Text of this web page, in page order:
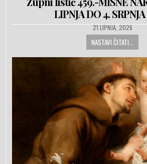
LIPNJA DO 4.
PUBLISHED DATE:
21 LIPNJA, 2026
NASTAVI ČITATI...